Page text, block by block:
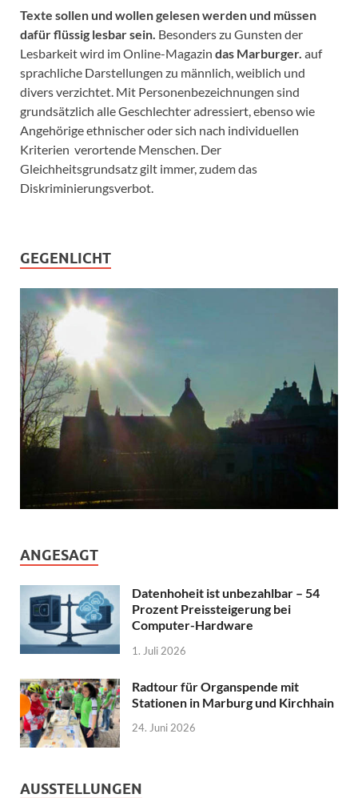
Texte sollen und wollen gelesen werden und müssen
dafür flüssig lesbar sein. Besonders zu Gunsten der
Lesbarkeit wird im Online-Magazin das Marburger. auf
sprachliche Darstellungen zu männlich, weiblich und
divers verzichtet. Mit Personenbezeichnungen sind
grundsätzlich alle Geschlechter adressiert, ebenso wie
Angehörige ethnischer oder sich nach individuellen
Kriterien verortende Menschen. Der
Gleichheitsgrundsatz gilt immer, zudem das
Diskriminierungsverbot.
GEGENLICHT
ANGESAGT
Datenhoheit ist unbezahlbar – 54
Prozent Preissteigerung bei
Computer-Hardware
1. Juli 2026
Radtour für Organspende mit
Stationen in Marburg und Kirchhain
24. Juni 2026
AUSSTELLUNGEN